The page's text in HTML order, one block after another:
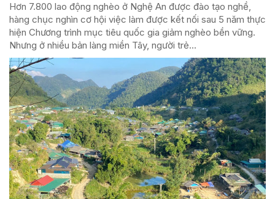
Hơn 7.800 lao động nghèo ở Nghệ An được đào tạo nghề,
hàng chục nghìn cơ hội việc làm được kết nối sau 5 năm thực
hiện Chương trình mục tiêu quốc gia giảm nghèo bền vững.
Nhưng ở nhiều bản làng miền Tây, người trẻ...